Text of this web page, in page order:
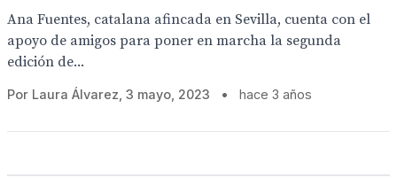
Ana Fuentes, catalana afincada en Sevilla, cuenta con el
apoyo de amigos para poner en marcha la segunda
edición de...
Por Laura Álvarez, 3 mayo, 2023 • hace 3 años